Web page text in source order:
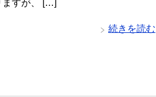
ますが、 […]
続きを読む